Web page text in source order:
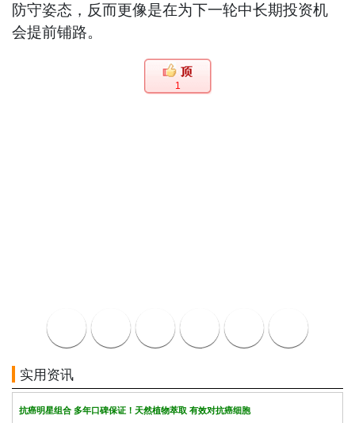
防守姿态，反而更像是在为下一轮中长期投资机
会提前铺路。
1
实用资讯
抗癌明星组合 多年口碑保证！天然植物萃取 有效对抗癌细胞